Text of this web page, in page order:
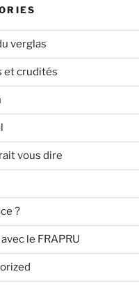
verglas
et crudités
vous dire
?
le FRAPRU